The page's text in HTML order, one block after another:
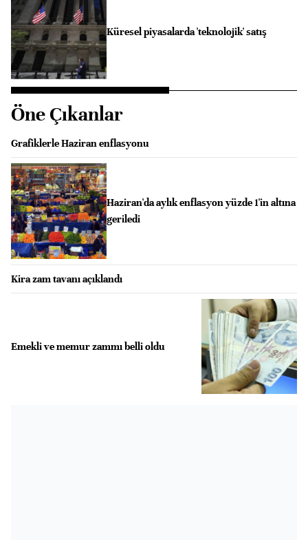
Küresel piyasalarda 'teknolojik' satış
Öne Çıkanlar
Grafiklerle Haziran enflasyonu
Haziran'da aylık enflasyon yüzde 1'in altına
geriledi
Kira zam tavanı açıklandı
Emekli ve memur zammı belli oldu